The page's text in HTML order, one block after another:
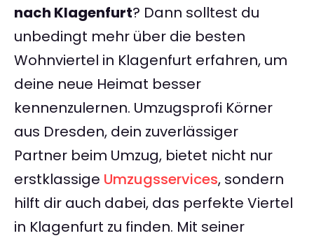
nach Klagenfurt? Dann solltest du
unbedingt mehr über die besten
Wohnviertel in Klagenfurt erfahren, um
deine neue Heimat besser
kennenzulernen. Umzugsprofi Körner
aus Dresden, dein zuverlässiger
Partner beim Umzug, bietet nicht nur
erstklassige Umzugsservices, sondern
hilft dir auch dabei, das perfekte Viertel
in Klagenfurt zu finden. Mit seiner